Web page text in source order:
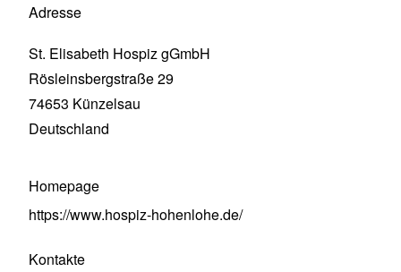
Adresse
St. Elisabeth Hospiz gGmbH
Rösleinsbergstraße 29
74653 Künzelsau
Deutschland
Homepage
https://www.hospiz-hohenlohe.de/
Kontakte